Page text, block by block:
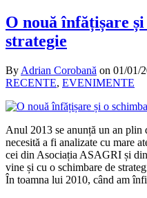
O nouă înfățișare
strategie
By Adrian Corobană on 01/01/
RECENTE, EVENIMENTE
Anul 2013 se anunță un an plin
necesită a fi analizate cu mare
cei din Asociația ASAGRI și
vine și cu o schimbare de
În toamna lui 2010, când am